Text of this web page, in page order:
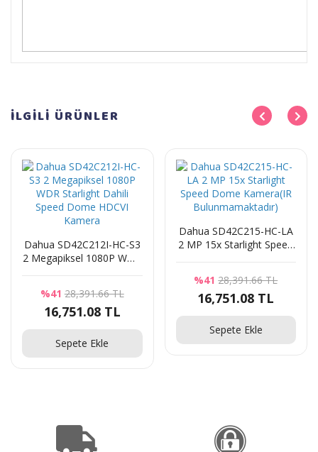
İLGİLİ ÜRÜNLER
Dahua SD42C212I-HC-S3
2 Megapiksel 1080P WDR
%41 28,391.66 TL
16,751.08 TL
Sepete Ekle
Dahua SD42C215-HC-LA
2 MP 15x Starlight Speed
%41 28,391.66 TL
16,751.08 TL
Sepete Ekle